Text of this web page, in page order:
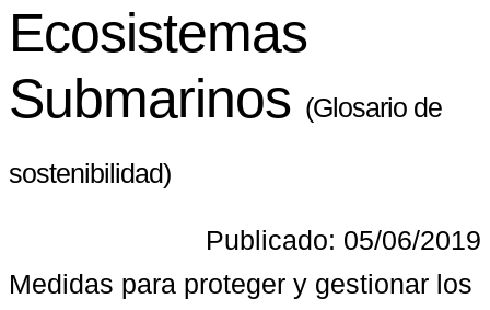
Ecosistemas
Submarinos (Glosario de
sostenibilidad)
Publicado: 05/06/2019
Medidas para proteger y gestionar los